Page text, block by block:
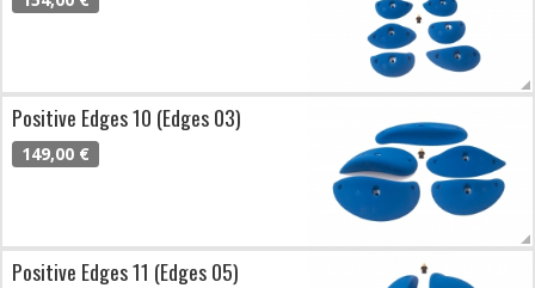
Positive Edges 10 (Edges 03)
149,00 €
Positive Edges 11 (Edges 05)